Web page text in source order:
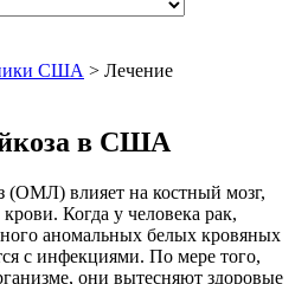
США > Лечение
в США
влияет на костный мозг,
Когда у человека рак,
аномальных белых кровяных
с инфекциями. По мере того,
они вытесняют здоровые